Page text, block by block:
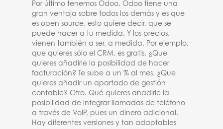
Por último tenemos Odoo. Odoo tiene una
gran ventaja sobre todos los demás y es que
es open source, esto quiere decir, que se
puede hacer a tu medida. Y los precios,
vienen también a ser, a medida. Por ejemplo,
que quieres sólo el CRM, es gratis. ¿Que
quieres añadirle la posibilidad de hacer
facturación? Te sube a un % al mes. ¿Que
quieres añadir un apartado de gestión
contable? Otro. Qué quieres añadirle la
posibilidad de integrar llamadas de teléfono
a través de VoIP, pues un dinero adicional.
Hay diferentes versiones y tan adaptables